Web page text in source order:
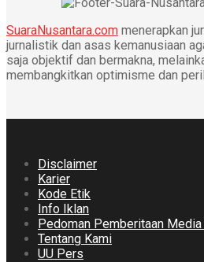
SuaraNusantara.com menerapkan
jurnalistik dan asas kemanusiaan
saja objektif dan bermakna,
membangkitkan optimisme dan
Disclaimer
Karier
Kode Etik
Info Iklan
Pedoman Pemberitaan
Tentang Kami
UU Pers